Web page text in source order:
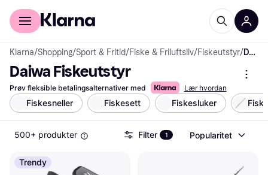
For kunder
Klarna/Shopping/Sport & Fritid/Fiske & Friluftsliv/Fiskeutstyr/ Daiwa Fiskeutstyr
Daiwa Fiskeutstyr
Prøv fleksible betalingsalternativer med Lær hvordan
Fiskesneller Fiskesett Fiskesluker
500+ produkter Filter 1 Popularitet
Trendy